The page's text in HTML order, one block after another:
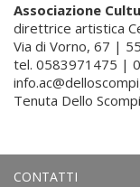
Associazione
direttrice artistica
Via di Vorno, 67 |
tel. 0583971475 |
Tenuta Dello
CONTATTI